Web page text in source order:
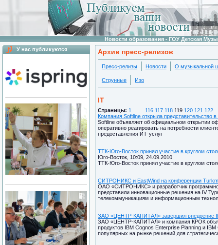
Новости образования - ГОУ Детская
У нас публикуются
Архив пресс-релизов
Пресс-релизы Новости О музыкальной
Струнные Изо
IT
Страницы: 1 116 117 118 119 120 121 122
Компания Softline открыла представительство в
Softline объявляет об официальном открытии
оперативно реагировать на потребности
предоставления ИТ-услуг
ТТК-Юго-Восток принял участие в круглом
Юго-Восток, 10:09, 24.09.2010
ТТК-Юго-Восток принял участие в круглом
СИТРОНИКС и EastWind на конференции
ОАО «СИТРОНИКС» и разработчик
представили инновационные решения на IV
телекоммуникациям и информационным
ЗАО «ЦЕНТР-КАПИТАЛ» завершил внедрение
ЗАО «ЦЕНТР-КАПИТАЛ» и компания КРОК
продуктов IBM Cognos Enterprise Planning и
популярных на рынке решений для